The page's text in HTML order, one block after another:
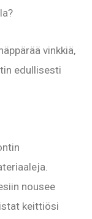
vinkkiä,
edullisesti
nousee
keittiösi